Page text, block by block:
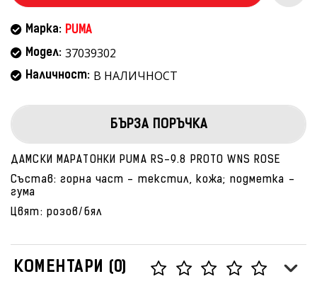
Марка: PUMA
Модел: 37039302
Наличност: В НАЛИЧНОСТ
БЪРЗА ПОРЪЧКА
ДАМСКИ МАРАТОНКИ PUMA RS-9.8 PROTO WNS ROSE
Състав: горна част - текстил, кожа; подметка -
гума
Цвят: розов/бял
КОМЕНТАРИ (0)